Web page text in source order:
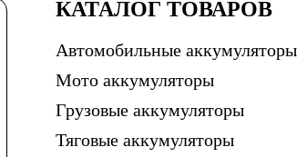
КАТАЛОГ ТОВАРОВ
Автомобильные аккумуляторы
Мото аккумуляторы
Грузовые аккумуляторы
Тяговые аккумуляторы